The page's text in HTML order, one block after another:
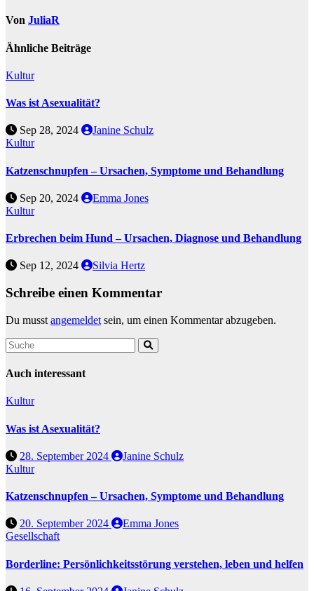
Von JuliaR
Ähnliche Beiträge
Kultur
Was ist Asexualität?
Sep 28, 2024
Janine Schulz
Kultur
Katzenschnupfen – Ursachen, Symptome und Behandlung
Sep 20, 2024
Emma Jones
Kultur
Erbrechen beim Hund – Ursachen, Diagnose und Behandlung
Sep 12, 2024 Silvia Hertz
Schreibe einen Kommentar
Du musst angemeldet sein, um einen Kommentar abzugeben.
Auch interessant
Kultur
Was ist Asexualität?
28. September 2024
Janine Schulz
Kultur
Katzenschnupfen – Ursachen, Symptome und Behandlung
20. September 2024
Emma Jones
Gesellschaft
Borderline: Persönlichkeitsstörung verstehen, leben und helfen